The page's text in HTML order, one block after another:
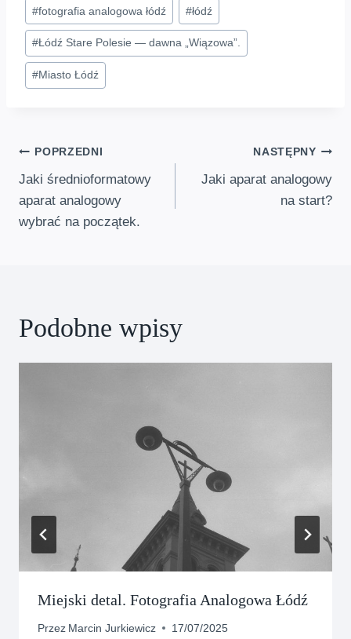
wpisu:
#fotografia analogowa łódź #łódź
#Łódź Stare Polesie — dawna „Wiązowa”.
#Miasto Łódź
Nawigacja
wpisu
POPRZEDNI
Jaki średnioformatowy
aparat analogowy
wybrać na początek.
NASTĘPNY
Jaki aparat analogowy
na start?
Podobne wpisy
Miejski detal. Fotografia Analogowa Łódź
Przez Marcin Jurkiewicz 17/07/2025